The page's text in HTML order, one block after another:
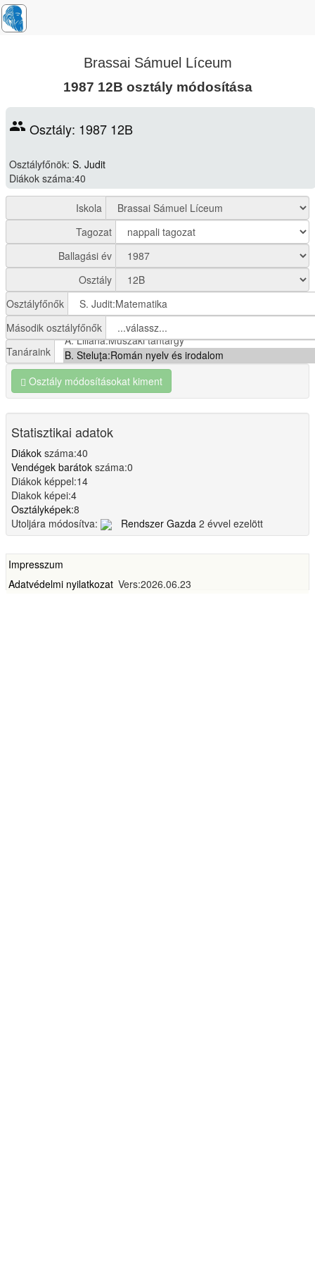
Brassai Sámuel Líceum
1987 12B osztály módosítása
group Osztály: 1987 12B
Osztályfőnök: S. Judit
Diákok száma:40
Iskola
Tagozat
Ballagási év
Osztály
Osztályfőnők
Második osztályfőnők
Tanáraink
Osztály módosításokat kiment
Statisztikai adatok
Diákok száma:40
Vendégek barátok száma:0
Diákok képpel:14
Diakok képei:4
Osztályképek:8
Utoljára módosítva:
Rendszer Gazda 2 évvel ezelött
Impresszum
Adatvédelmi nyilatkozat Vers:2026.06.23